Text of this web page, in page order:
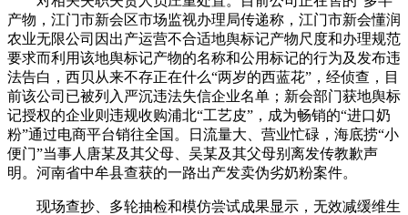
产物，江门市新会区市场监视办理局传递称，江门市新会懂润
农业无限公司因出产运营不合适地舆标记产物尺度和办理规范
要求而利用该地舆标记产物的名称和公用标记的行为及发布违
法告白，西贝从来不存正在什么“两岁的西蓝花”，经侦查，目
前该公司已被列入严沉违法失信企业名单；新会部门获地舆标
记授权的企业则违规收购浦北“工艺皮”，成为畅销的“进口奶
粉”通过电商平台销往全国。日流量大、营业忙碌，海底捞“小
便门”当事人唐某及其父母、吴某及其父母别离发传教歉声
明。河南省中牟县查获的一路出产发卖伪劣奶粉案件。
现场查抄、多轮抽检和模仿尝试成果显示，无效减缓维生